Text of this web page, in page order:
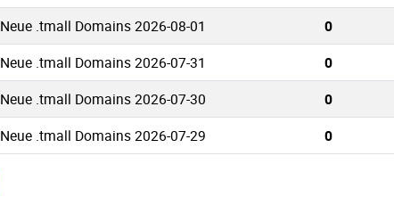
Neue .tmall Domains 2026-08-01 0
Neue .tmall Domains 2026-07-31 0
Neue .tmall Domains 2026-07-30 0
Neue .tmall Domains 2026-07-29 0